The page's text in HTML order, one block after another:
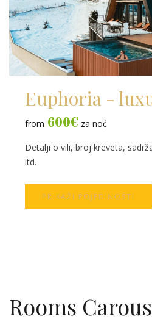
from 600€ za noć
Euphoria -
Detalji o vili, broj kreveta,
itd.
PRIKAŽI POJEDINOSTI
Rooms